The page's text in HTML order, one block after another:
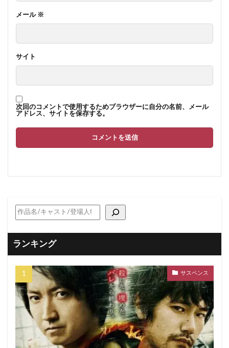
メール ※
サイト
次回のコメントで使用するためブラウザーに自分の名前、メール
アドレス、サイトを保存する。
ランキング
サスペンス